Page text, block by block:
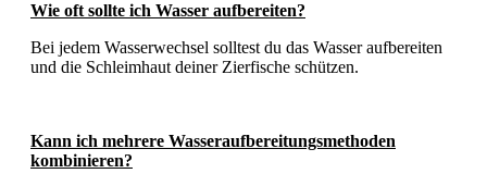
Wie oft sollte ich Wasser aufbereiten?
Bei jedem Wasserwechsel solltest du das Wasser aufbereiten
und die Schleimhaut deiner Zierfische schützen.
Kann ich mehrere Wasseraufbereitungsmethoden
kombinieren?